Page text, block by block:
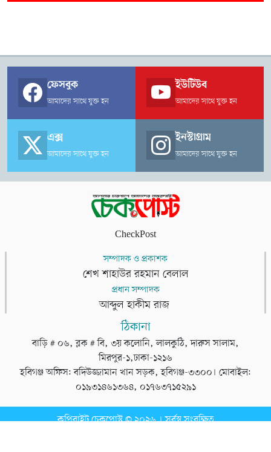
ফেসবুক
আমাদের সাথে যুক্ত হন
ইউটিউব
আমাদের সাথে যুক্ত হন
এক্স
আমাদের সাথে যুক্ত হন
ইনস্টাগ্রাম
আমাদের সাথে যুক্ত হন
CheckPost
সম্পাদক ও প্রকাশক
শেখ শাহাউর রহমান বেলাল
প্রধান সম্পাদক
আব্দুল হাকীম রাজ
ঠিকানা
বাড়ি # ০৬, ব্লক # বি, ৩য় কলোনি, লালকুঠি, দারুস সালাম,
মিরপুর-১,ঢাকা-১২১৬
হবিগঞ্জ অফিস: বদিউজ্জামান খান সড়ক, হবিগঞ্জ-৩৩০০। মোবাইল:
০১৯৩১৪৬১৩৬৪, ০১৭৬৩৭১৫২৯১
কপিরাইট চেকপোস্ট © ২০২৬ । সর্বস্ব সংরক্ষিত